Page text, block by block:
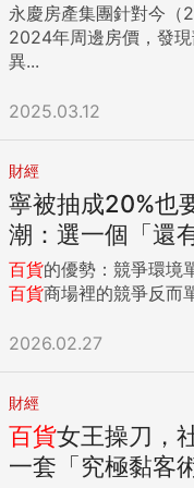
永慶房產集團針對今（
2024年周邊房價，發
異...
2025.03.12
財經
寧被抽成20%也
潮：選一個「還
百貨
百貨商場裡的競爭反而
2026.02.27
財經
百貨女王操刀，
一套「究極黏客